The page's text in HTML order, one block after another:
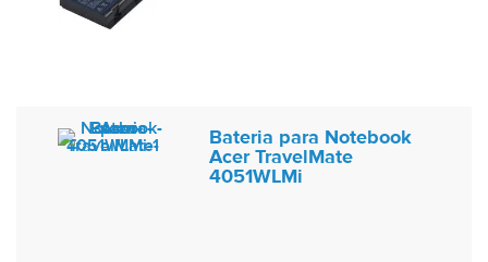
Bateria para Notebook
Acer TravelMate
4051WLMi